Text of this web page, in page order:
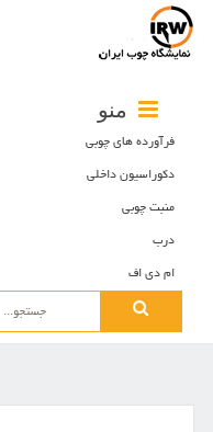
منو
فرآورده های چوبی
دکوراسیون داخلی
منبت چوبی
درب
ام دی اف
Search